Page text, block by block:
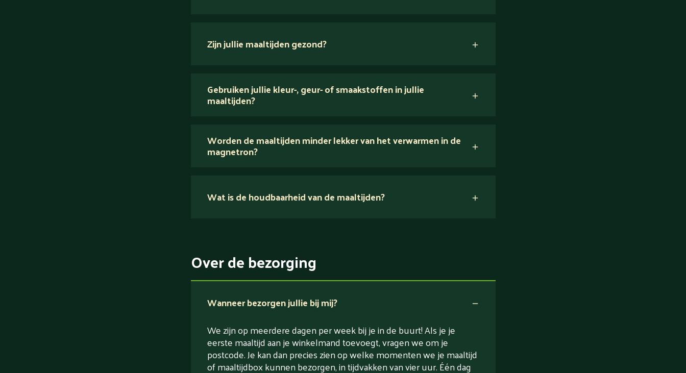
Zijn jullie maaltijden gezond?
verse ingrediënten
voedingsexperts
Verlaagd in zout
Gebruiken jullie kleur-, geur- of smaakstoffen in jullie
maaltijden?
Worden de maaltijden minder lekker van het verwarmen in de
magnetron?
Wat is de houdbaarheid van de maaltijden?
Over de bezorging
Wanneer bezorgen jullie bij mij?
We zijn op meerdere dagen per week bij je in de buurt! Als je je
eerste maaltijd aan je winkelmand toevoegt, vragen we om je
postcode. Je kan dan precies zien op welke momenten we je maaltijd
of maaltijdbox kunnen bezorgen, in tijdvakken van vier uur. Één dag